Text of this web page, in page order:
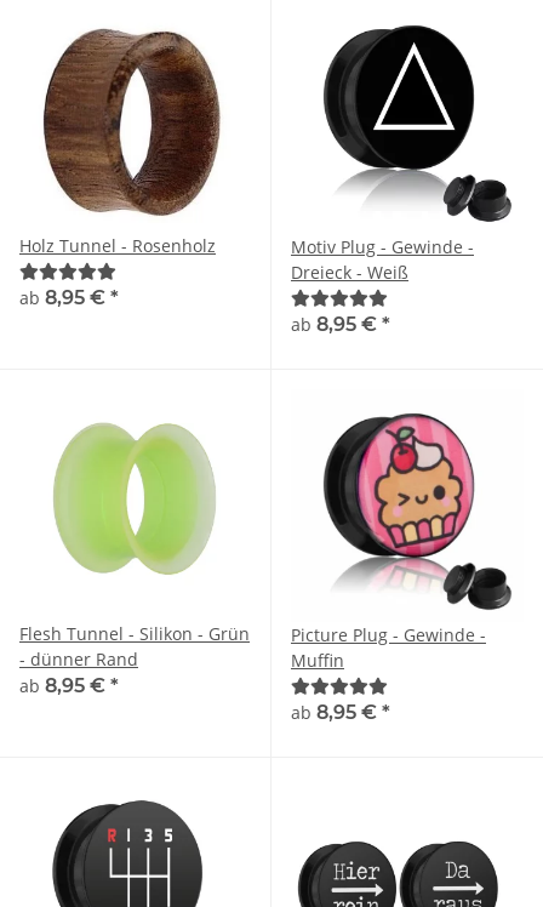
Holz Tunnel - Rosenholz
ab 8,95 € *
Motiv Plug - Gewinde -
Dreieck - Weiß
ab 8,95 € *
Flesh Tunnel - Silikon - Grün
- dünner Rand
ab 8,95 € *
Picture Plug - Gewinde -
Muffin
ab 8,95 € *